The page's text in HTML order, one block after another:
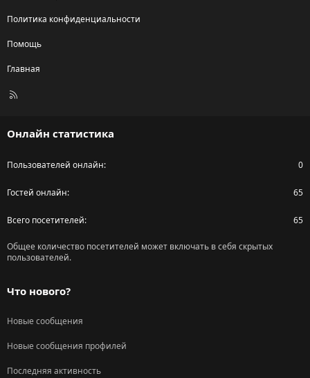
Политика конфиденциальности
Помощь
Главная
R
Онлайн статистика
Пользователей онлайн 0
Гостей онлайн 65
Всего посетителей 65
Общее количество посетителей может включать в себя скрытых
пользователей.
Что нового?
Новые сообщения
Новые сообщения профилей
Последняя активность